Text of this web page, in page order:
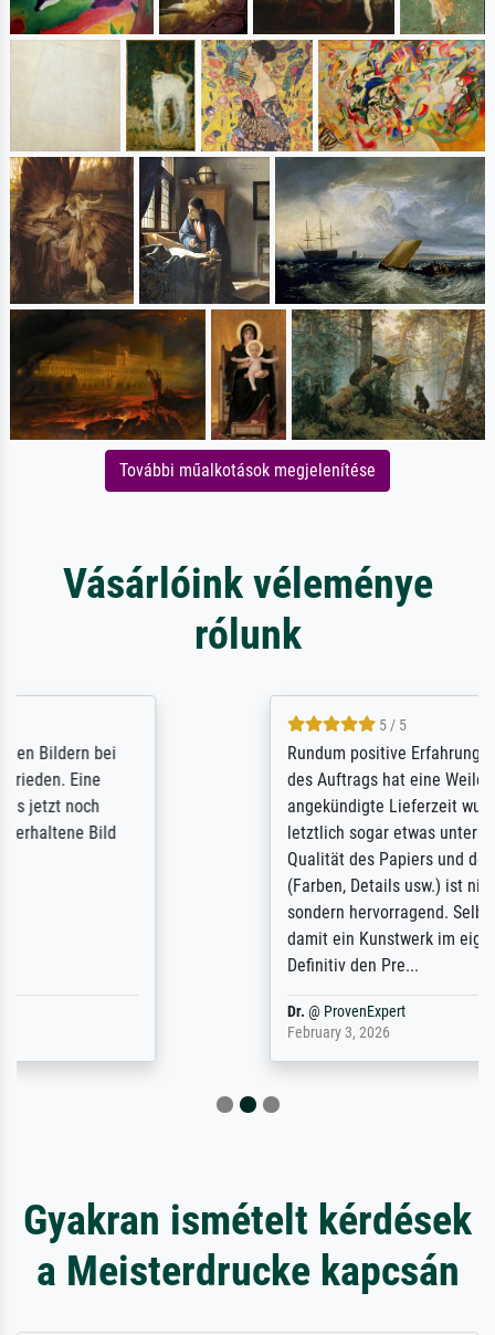
További műalkotások megjelenítése
Vásárlóink véleménye
rólunk
Rundum positive Erfahrung. Die Ausführung
des Auftrags hat eine Weile gedauert, die
angekündigte Lieferzeit wurde aber
letztlich sogar etwas unterschritten. Die
Qualität des Papiers und des Drucks
(Farben, Details usw.) ist nicht nur gut,
sondern hervorragend. Selbst ein Druck ist
damit ein Kunstwerk im eigenen Sinne.
Gyakran ismételt kérdések
a Meisterdrucke kapcsán